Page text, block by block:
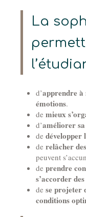
La
d’apprendre à
émotions.
de mieux
d’améliorer
de développer
de relâcher
peuvent
de prendre
s’accorder
de se projeter
conditions